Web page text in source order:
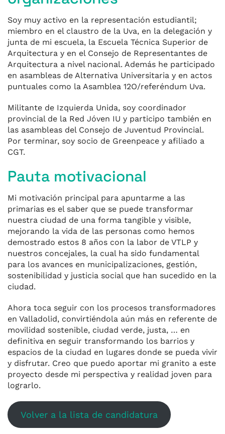
Soy muy activo en la representación estudiantil;
miembro en el claustro de la Uva, en la delegación y
junta de mi escuela, la Escuela Técnica Superior de
Arquitectura y en el Consejo de Representantes de
Arquitectura a nivel nacional. Además he participado
en asambleas de Alternativa Universitaria y en actos
puntuales como la Asamblea 12O/referéndum Uva.
Militante de Izquierda Unida, soy coordinador
provincial de la Red Jóven IU y participo también en
las asambleas del Consejo de Juventud Provincial.
Por terminar, soy socio de Greenpeace y afiliado a
CGT.
Pauta motivacional
Mi motivación principal para apuntarme a las
primarias es el saber que se puede transformar
nuestra ciudad de una forma tangible y visible,
mejorando la vida de las personas como hemos
demostrado estos 8 años con la labor de VTLP y
nuestros concejales, la cual ha sido fundamental
para los avances en municipalizaciones, gestión,
sostenibilidad y justicia social que han sucedido en la
ciudad.
Ahora toca seguir con los procesos transformadores
en Valladolid, convirtiéndola aún más en referente de
movilidad sostenible, ciudad verde, justa, … en
definitiva en seguir transformando los barrios y
espacios de la ciudad en lugares donde se pueda vivir
y disfrutar. Creo que puedo aportar mi granito a este
proyecto desde mi perspectiva y realidad joven para
lograrlo.
Volver a la lista de candidatura